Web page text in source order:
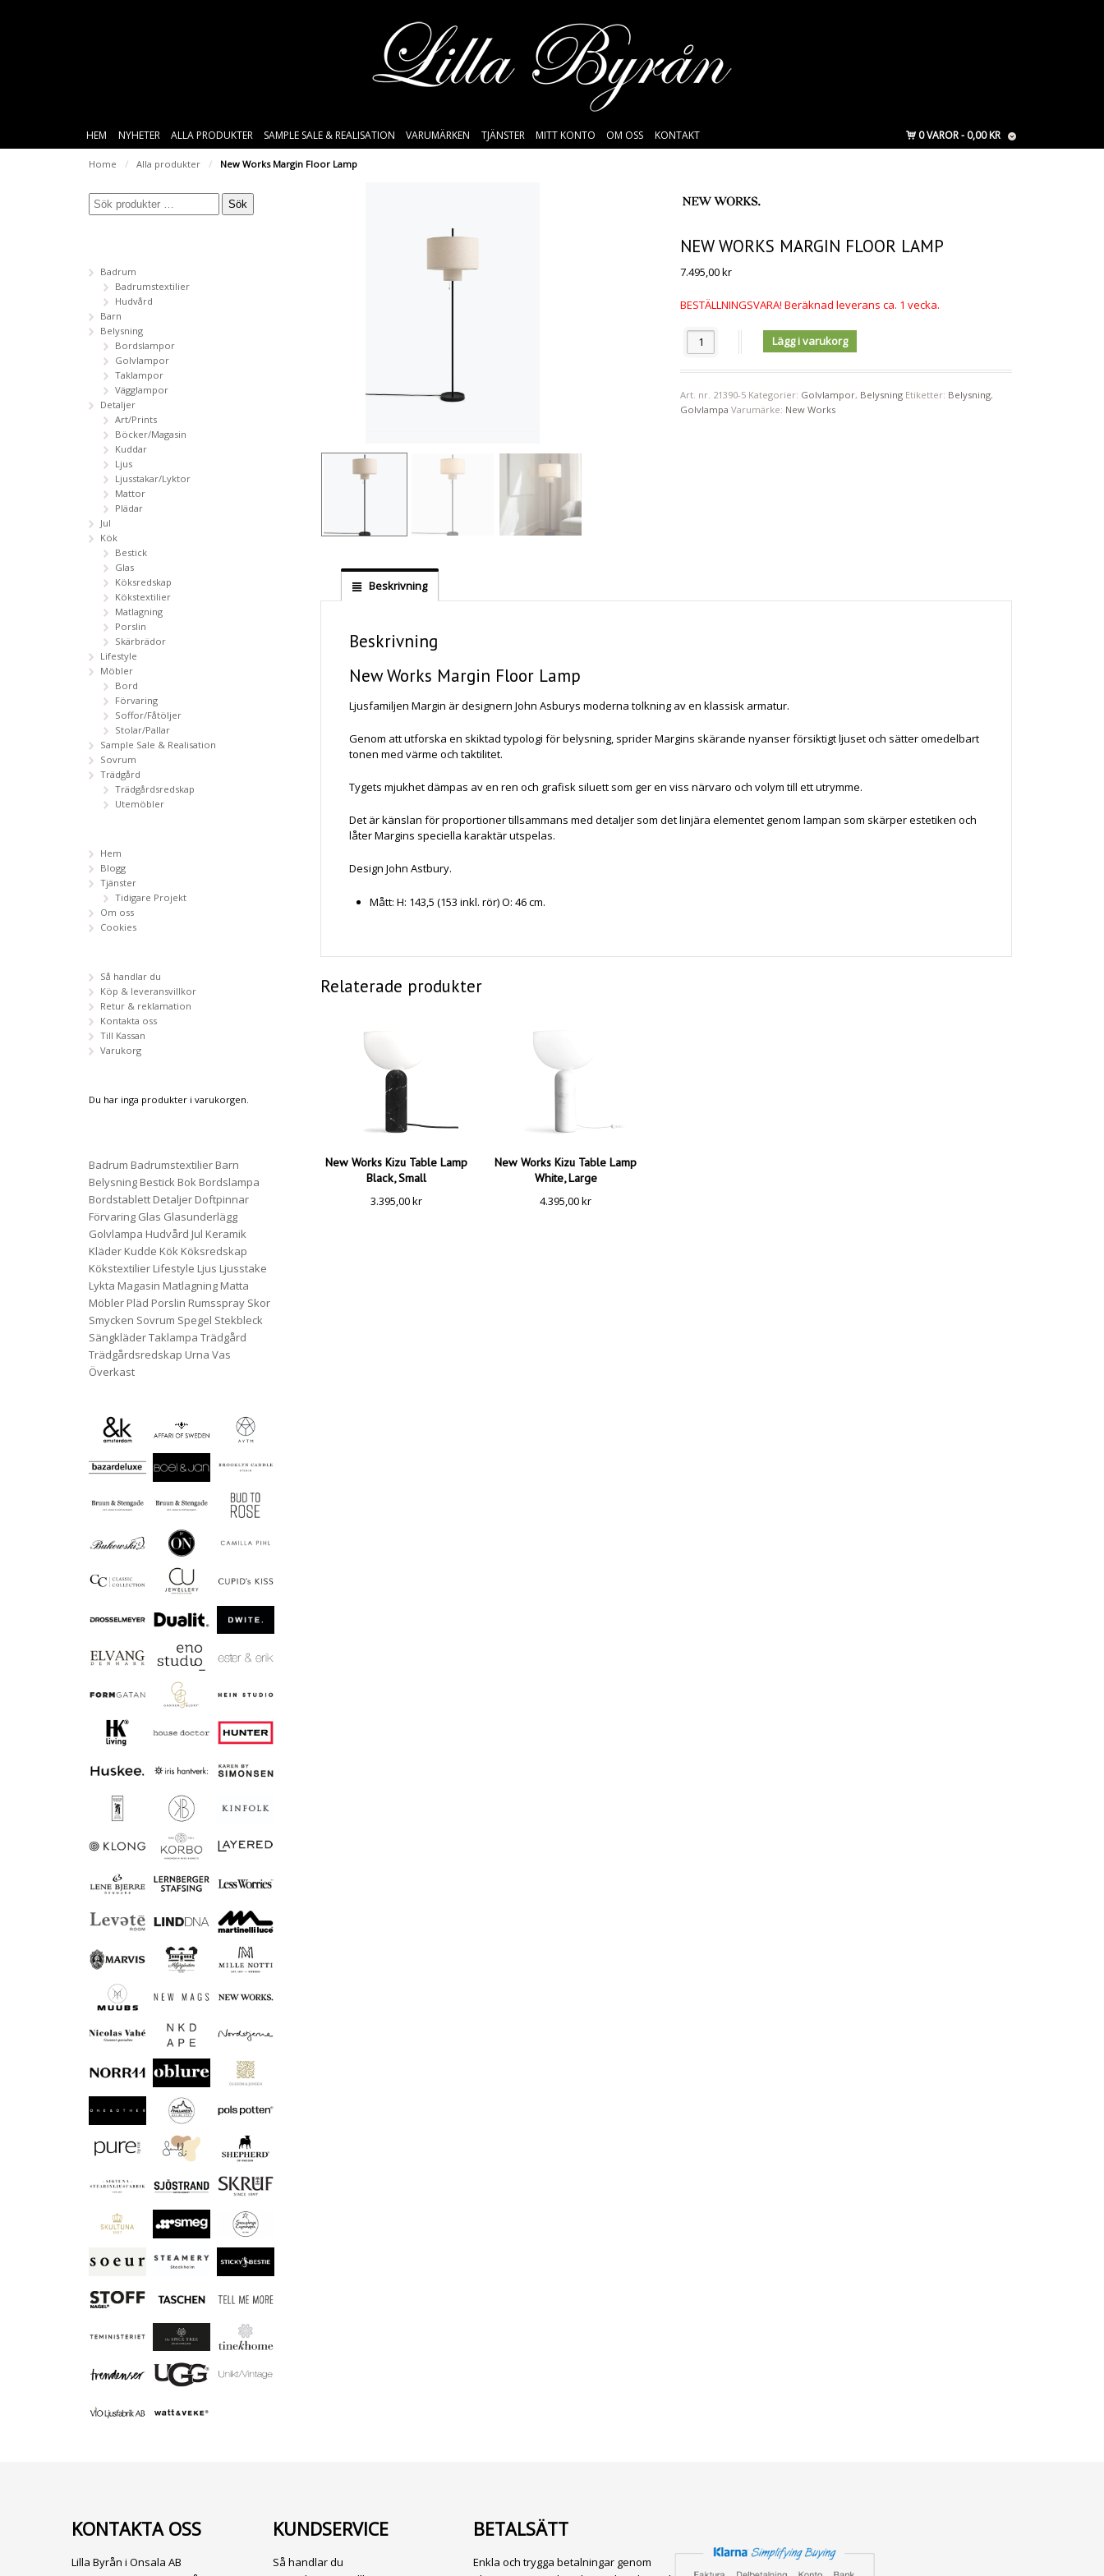
HEM NYHETER ALLA PRODUKTER SAMPLE SALE & REALISATION VARUMÄRKEN TJÄNSTER MITT KONTO OM OSS KONTAKT 0 VAROR 0,00 KR
Home / Alla produkter / New Works Margin Floor Lamp
NEW WORKS MARGIN FLOOR LAMP
7.495,00kr
BESTÄLLNINGSVARA! Beräknad leverans ca. 1 vecka.
Antal Lägg i varukorg
Art. nr. 21390-5 Kategorier: Golvlampor, Belysning Etiketter: Belysning,
Golvlampa Varumärke: New Works
Beskrivning
Beskrivning
New Works Margin Floor Lamp
Ljusfamiljen Margin är designern John Asburys moderna tolkning av en klassisk armatur.
Genom att utforska en skiktad typologi för belysning, sprider Margins skärande nyanser försiktigt ljuset och sätter omedelbart
tonen med värme och taktilitet.
Tygets mjukhet dämpas av en ren och grafisk siluett som ger en viss närvaro och volym till ett utrymme.
Det är känslan för proportioner tillsammans med detaljer som det linjära elementet genom lampan som skärper estetiken och
låter Margins speciella karaktär utspelas.
Design John Astbury.
Mått: H: 143,5 (153 inkl. rör) O: 46 cm.
Relaterade produkter
New Works Kizu Table Lamp
Black, Small
3.395,00kr
New Works Kizu Table Lamp
White, Large
4.395,00kr
Sök
Badrum
Badrumstextilier
Hudvård
Barn
Belysning
Bordslampor
Golvlampor
Taklampor
Vägglampor
Detaljer
Art/Prints
Böcker/Magasin
Kuddar
Ljus
Ljusstakar/Lyktor
Mattor
Plädar
Jul
Kök
Bestick
Glas
Köksredskap
Kökstextilier
Matlagning
Porslin
Skärbrädor
Lifestyle
Möbler
Bord
Förvaring
Soffor/Fåtöljer
Stolar/Pallar
Sample Sale & Realisation
Sovrum
Trädgård
Trädgårdsredskap
Utemöbler
Hem
Blogg
Tjänster
Tidigare Projekt
Om oss
Cookies
Så handlar du
Köp & leveransvillkor
Retur & reklamation
Kontakta oss
Till Kassan
Varukorg
Du har inga produkter i varukorgen.
Badrum Badrumstextilier Barn
Belysning Bestick Bok Bordslampa
Bordstablett Detaljer Doftpinnar
Förvaring Glas Glasunderlägg
Golvlampa Hudvård Jul Keramik
Kläder Kudde Kök Köksredskap
Kökstextilier Lifestyle Ljus Ljusstake
Lykta Magasin Matlagning Matta
Möbler Pläd Porslin Rumsspray Skor
Smycken Sovrum Spegel Stekbleck
SängkläderTaklampa Trädgård
Trädgårdsredskap Urna Vas
Överkast
KONTAKTA OSS
Lilla Byrån i Onsala AB
KUNDSERVICE
Så handlar du
BETALSÄTT
Enkla och trygga betalningar genom